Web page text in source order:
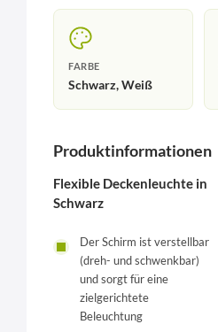
FARBE
Schwarz, Weiß
Produktinformationen
Flexible Deckenleuchte in
Schwarz
Der Schirm ist verstellbar
(dreh- und schwenkbar)
und sorgt für eine
zielgerichtete
Beleuchtung